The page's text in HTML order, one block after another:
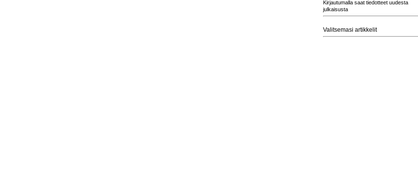
Kirjautumalla saat tiedotteet uudesta
julkaisusta
Valitsemasi artikkelit